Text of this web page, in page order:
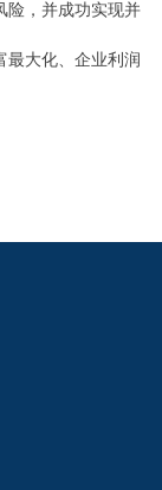
险，并成功实现并
最大化、企业利润